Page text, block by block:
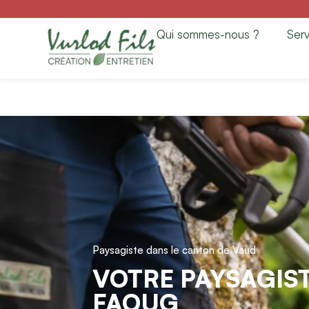
Qui sommes-nous ?
Paysagiste à
Entretien
Paysagiste dans le canton de Vaud
VOTRE
FAOUG